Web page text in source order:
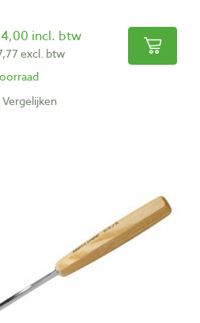
incl. btw
excl. btw
Vergelijken